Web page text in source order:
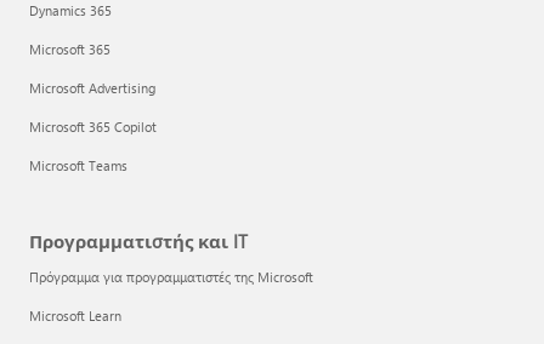
Dynamics 365
Microsoft 365
Microsoft Advertising
Microsoft 365 Copilot
Microsoft Teams
Προγραμματιστής και IT
Πρόγραμμα για προγραμματιστές της Microsoft
Microsoft Learn